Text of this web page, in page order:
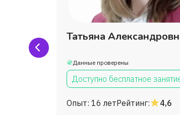
Татьяна
Данные проверены
Доступно бесплатное
Опыт: 16 летРейтинг: 4,6